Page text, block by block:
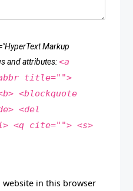
Markup
and attributes:<a
title="">
<blockquote
<del
<q cite=""> <s>
website in this browser